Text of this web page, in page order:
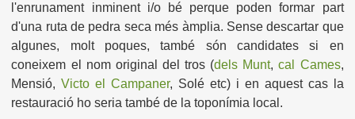
l'enrunament inminent i/o bé perque poden formar part
d'una ruta de pedra seca més àmplia. Sense descartar que
algunes, molt poques, també són candidates si en
coneixem el nom original del tros (dels Munt,cal Cames,
Mensió,Victo el Campaner, Solé etc) i en aquest cas la
restauració ho seria també de la toponímia local.